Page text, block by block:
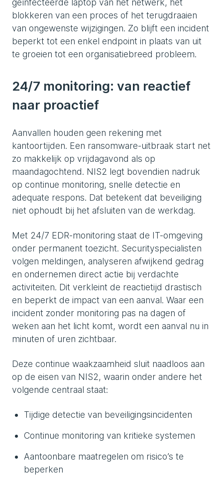
geïnfecteerde laptop van het netwerk, het
blokkeren van een proces of het terugdraaien
van ongewenste wijzigingen. Zo blijft een incident
beperkt tot een enkel endpoint in plaats van uit
te groeien tot een organisatiebreed probleem.
24/7 monitoring: van reactief
naar proactief
Aanvallen houden geen rekening met
kantoortijden. Een ransomware-uitbraak start net
zo makkelijk op vrijdagavond als op
maandagochtend. NIS2 legt bovendien nadruk
op continue monitoring, snelle detectie en
adequate respons. Dat betekent dat beveiliging
niet ophoudt bij het afsluiten van de werkdag.
Met 24/7 EDR-monitoring staat de IT-omgeving
onder permanent toezicht. Securityspecialisten
volgen meldingen, analyseren afwijkend gedrag
en ondernemen direct actie bij verdachte
activiteiten. Dit verkleint de reactietijd drastisch
en beperkt de impact van een aanval. Waar een
incident zonder monitoring pas na dagen of
weken aan het licht komt, wordt een aanval nu in
minuten of uren zichtbaar.
Deze continue waakzaamheid sluit naadloos aan
op de eisen van NIS2, waarin onder andere het
volgende centraal staat:
Tijdige detectie van beveiligingsincidenten
Continue monitoring van kritieke systemen
Aantoonbare maatregelen om risico’s te
beperken